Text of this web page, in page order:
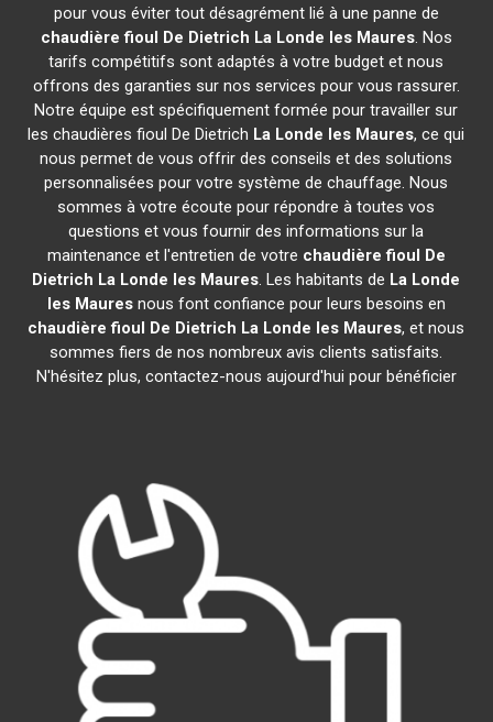
pour vous éviter tout désagrément lié à une panne de
chaudière fioul De Dietrich La Londe les Maures. Nos
tarifs compétitifs sont adaptés à votre budget et nous
offrons des garanties sur nos services pour vous rassurer.
Notre équipe est spécifiquement formée pour travailler sur
les chaudières fioul De Dietrich La Londe les Maures, ce qui
nous permet de vous offrir des conseils et des solutions
personnalisées pour votre système de chauffage. Nous
sommes à votre écoute pour répondre à toutes vos
questions et vous fournir des informations sur la
maintenance et l'entretien de votre chaudière fioul De
Dietrich La Londe les Maures. Les habitants de La Londe
les Mauresnous font confiance pour leurs besoins en
chaudière fioul De Dietrich La Londe les Maures, et nous
sommes fiers de nos nombreux avis clients satisfaits.
N'hésitez plus, contactez-nous aujourd'hui pour bénéficier